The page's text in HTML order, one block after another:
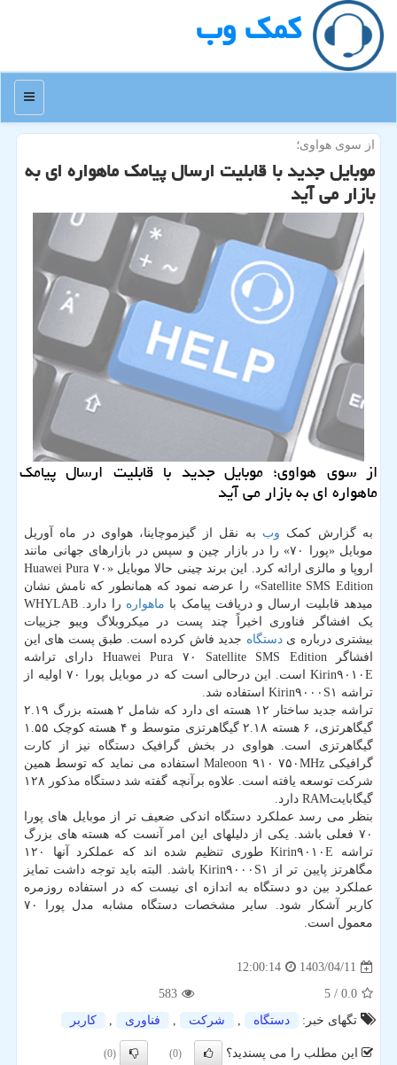
كمك وب
منو
از سوی هواوی؛
موبایل جدید با قابلیت ارسال پیامک ماهواره ای به
بازار می آید
از سوی هواوی؛ موبایل جدید با قابلیت ارسال پیامک
ماهواره ای به بازار می آید
به گزارش کمک وب به نقل از گیزموچاینا، هواوی در ماه آوریل
موبایل «پورا ۷۰» را در بازار چین و سپس در بازارهای جهانی مانند
اروپا و مالزی ارائه کرد. این برند چینی حالا موبایل «Huawei Pura ۷۰
Satellite SMS Edition» را عرضه نمود که همانطور که نامش نشان
میدهد قابلیت ارسال و دریافت پیامک با ماهواره
را دارد. WHYLAB
یک افشاگر فناوری اخیراً چند پست در میکروبلاگ ویبو جزییات
بیشتری درباره یدستگاه جدید فاش کرده است. طبق پست های این
افشاگر Huawei Pura ۷۰ Satellite SMS Edition دارای تراشه
Kirin۹۰۱۰E است. این درحالی است که در موبایل پورا ۷۰ اولیه از
تراشه Kirin۹۰۰۰S۱ استفاده شد.
تراشه جدید ساختار ۱۲ هسته ای دارد که شامل ۲ هسته بزرگ ۲.۱۹
گیگاهرتزی، ۶ هسته ۲.۱۸ گیگاهرتزی متوسط و ۴ هسته کوچک ۱.۵۵
گیگاهرتزی است. هواوی در بخش گرافیک دستگاه نیز از کارت
گرافیکی Maleoon ۹۱۰ ۷۵۰MHz استفاده می نماید که توسط همین
شرکت توسعه یافته است. علاوه برآنچه گفته شد دستگاه مذکور ۱۲۸
گیگابایتRAM دارد.
بنظر می رسد عملکرد دستگاه اندکی ضعیف تر از موبایل های پورا
۷۰ فعلی باشد. یکی از دلیلهای این امر آنست که هسته های بزرگ
تراشه Kirin۹۰۱۰E طوری تنظیم شده اند که عملکرد آنها ۱۲۰
مگاهرتز پایین تر از Kirin۹۰۰۰S۱ باشد. البته باید توجه داشت تمایز
عملکرد بین دو دستگاه به اندازه ای نیست که در استفاده روزمره
کاربر آشکار شود. سایر مشخصات دستگاه مشابه مدل پورا ۷۰
معمول است.
1403/04/11
12:00:14
0.0
/ 5
583
تگهای خبر:
دستگاه , شركت , فناوری , كاربر
این مطلب را می پسندید؟ (0)
(0)